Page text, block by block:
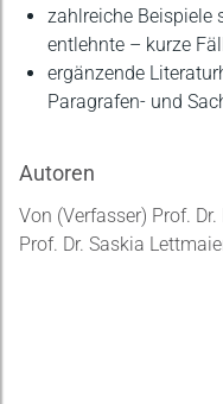
zahlreiche Beispiele
entlehnte – kurze
ergänzende
Paragrafen- und
Autoren
Von (Verfasser) Prof.
Prof. Dr. Saskia